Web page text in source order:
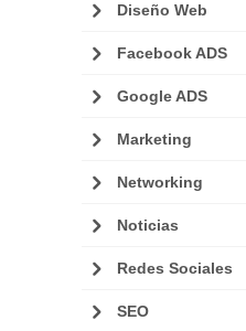
Diseño Web
Facebook ADS
Google ADS
Marketing
Networking
Noticias
Redes Sociales
SEO